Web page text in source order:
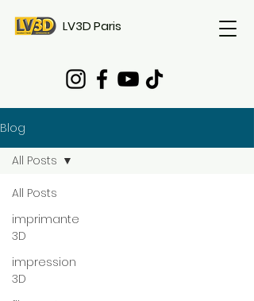
LV3D Paris
Blog
All Posts
imprimante
3D
impression
3D
All Posts